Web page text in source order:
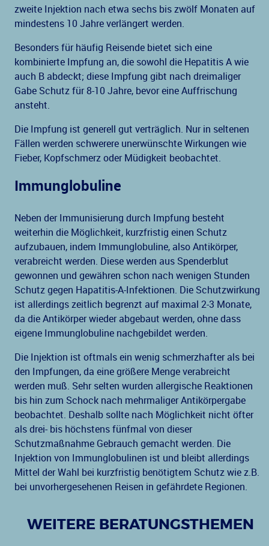
zweite Injektion nach etwa sechs bis zwölf Monaten auf
mindestens 10 Jahre verlängert werden.
Besonders für häufig Reisende bietet sich eine
kombinierte Impfung an, die sowohl die Hepatitis A wie
auch B abdeckt; diese Impfung gibt nach dreimaliger
Gabe Schutz für 8-10 Jahre, bevor eine Auffrischung
ansteht.
Die Impfung ist generell gut verträglich. Nur in seltenen
Fällen werden schwerere unerwünschte Wirkungen wie
Fieber, Kopfschmerz oder Müdigkeit beobachtet.
Immunglobuline
Neben der Immunisierung durch Impfung besteht
weiterhin die Möglichkeit, kurzfristig einen Schutz
aufzubauen, indem Immunglobuline, also Antikörper,
verabreicht werden. Diese werden aus Spenderblut
gewonnen und gewähren schon nach wenigen Stunden
Schutz gegen Hapatitis-A-Infektionen. Die Schutzwirkung
ist allerdings zeitlich begrenzt auf maximal 2-3 Monate,
da die Antikörper wieder abgebaut werden, ohne dass
eigene Immunglobuline nachgebildet werden.
Die Injektion ist oftmals ein wenig schmerzhafter als bei
den Impfungen, da eine größere Menge verabreicht
werden muß. Sehr selten wurden allergische Reaktionen
bis hin zum Schock nach mehrmaliger Antikörpergabe
beobachtet. Deshalb sollte nach Möglichkeit nicht öfter
als drei- bis höchstens fünfmal von dieser
Schutzmaßnahme Gebrauch gemacht werden. Die
Injektion von Immunglobulinen ist und bleibt allerdings
Mittel der Wahl bei kurzfristig benötigtem Schutz wie z.B.
bei unvorhergesehenen Reisen in gefährdete Regionen.
WEITERE BERATUNGSTHEMEN